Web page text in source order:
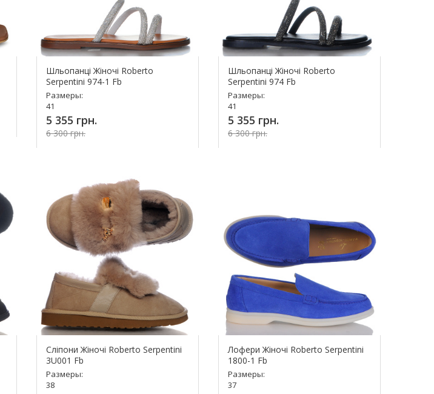
Шльопанці Жіночі Roberto
Serpentini 974-1 Fb
Размеры:
41
5 355 грн.
6 300 грн.
Шльопанці Жіночі Roberto
Serpentini 974 Fb
Размеры:
41
5 355 грн.
6 300 грн.
Сліпони Жіночі Roberto Serpentini
3U001 Fb
Размеры:
38
Лофери Жіночі Roberto Serpentini
1800-1 Fb
Размеры:
37